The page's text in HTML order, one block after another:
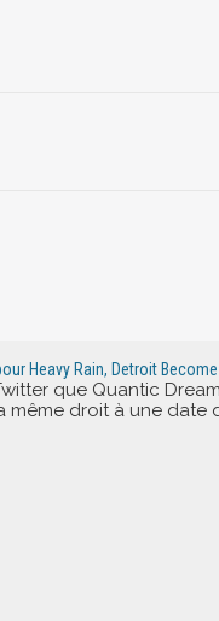
Heavy Rain, Detroit
que Quantic
même droit à une date